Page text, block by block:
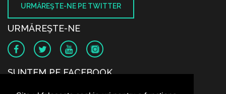
URMĂREŞTE-NE PE TWITTER
URMĂREŞTE-NE
SUNTEM PE FACEBOOK